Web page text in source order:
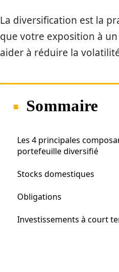
La diversification est la
que votre exposition à
aider à réduire la
Sommaire
Les 4 principales
portefeuille diversifié
Stocks domestiques
Obligations
Investissements à court